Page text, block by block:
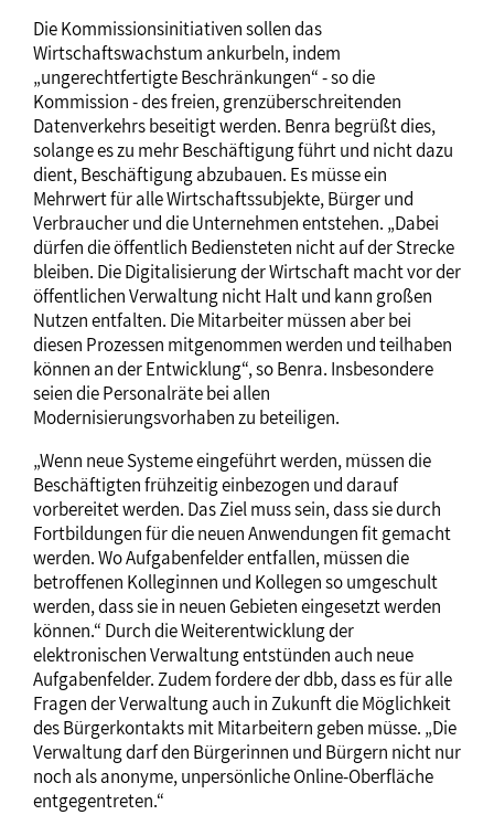
Die Kommissionsinitiativen sollen das
Wirtschaftswachstum ankurbeln, indem
„ungerechtfertigte Beschränkungen“ - so die
Kommission - des freien, grenzüberschreitenden
Datenverkehrs beseitigt werden. Benra begrüßt dies,
solange es zu mehr Beschäftigung führt und nicht dazu
dient, Beschäftigung abzubauen. Es müsse ein
Mehrwert für alle Wirtschaftssubjekte, Bürger und
Verbraucher und die Unternehmen entstehen. „Dabei
dürfen die öffentlich Bediensteten nicht auf der Strecke
bleiben. Die Digitalisierung der Wirtschaft macht vor der
öffentlichen Verwaltung nicht Halt und kann großen
Nutzen entfalten. Die Mitarbeiter müssen aber bei
diesen Prozessen mitgenommen werden und teilhaben
können an der Entwicklung“, so Benra. Insbesondere
seien die Personalräte bei allen
Modernisierungsvorhaben zu beteiligen.
„Wenn neue Systeme eingeführt werden, müssen die
Beschäftigten frühzeitig einbezogen und darauf
vorbereitet werden. Das Ziel muss sein, dass sie durch
Fortbildungen für die neuen Anwendungen fit gemacht
werden. Wo Aufgabenfelder entfallen, müssen die
betroffenen Kolleginnen und Kollegen so umgeschult
werden, dass sie in neuen Gebieten eingesetzt werden
können.“ Durch die Weiterentwicklung der
elektronischen Verwaltung entstünden auch neue
Aufgabenfelder. Zudem fordere der dbb, dass es für alle
Fragen der Verwaltung auch in Zukunft die Möglichkeit
des Bürgerkontakts mit Mitarbeitern geben müsse. „Die
Verwaltung darf den Bürgerinnen und Bürgern nicht nur
noch als anonyme, unpersönliche Online-Oberfläche
entgegentreten.“